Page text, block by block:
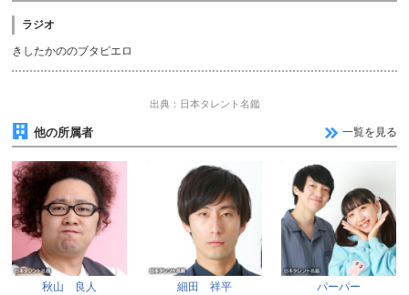
ラジオ
きしたかののブタピエロ
出典：日本タレント名鑑
他の所属者 一覧を見る
秋山 良人 細田 祥平 パーパー